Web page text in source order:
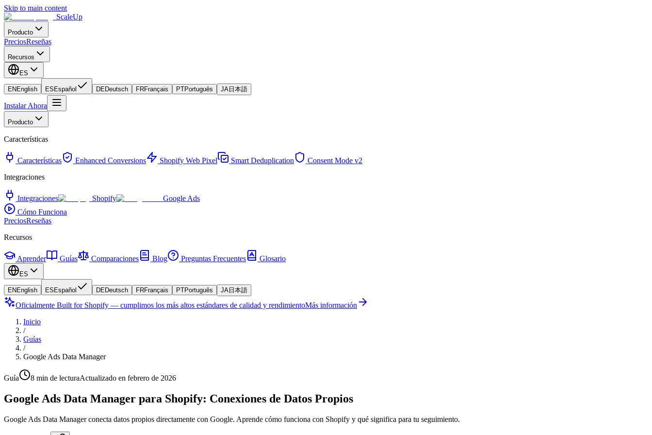
Skip to main content
ScaleUp
Producto
PreciosReseñas
Recursos
ES
EN English ES Español DEDeutsch FRFrançais PTPortuguês JA 日本語
Instalar Ahora
Producto
Características
Características Enhanced Conversions Shopify Web Pixel Smart Deduplication
Consent Mode v2
Integraciones
Integraciones Shopify
Google Ads
Cómo Funciona
PreciosReseñas
Recursos
Aprender Guías Comparaciones Blog Preguntas Frecuentes Glosario
ES
EN English ES Español DEDeutsch FRFrançais PTPortuguês JA 日本語
Oficialmente Built for Shopify — cumplimos los más altos estándares de calidad y rendimientoMás información
Inicio
/
Guías
/
Google Ads Data Manager
Guía 8 min de lecturaActualizado en febrero de 2026
Google Ads Data Manager para Shopify: Conexiones de Datos Propios
Google Ads Data Manager conecta datos propios directamente con Google. Aprende cómo funciona con Shopify y qué significa para tu seguimiento.